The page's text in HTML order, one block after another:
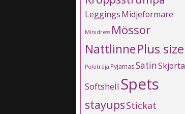
LeggingsMidjeformare
Minidress Mössor
NattlinnePlus size
Polotröja PyjamasSatinSkjorta
Softshell Spets
stayupsStickat